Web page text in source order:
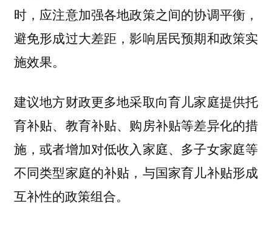
时，应注意加强各地政策之间的协调平衡，
避免形成过大差距，影响居民预期和政策实
施效果。
建议地方财政更多地采取向育儿家庭提供托
育补贴、教育补贴、购房补贴等差异化的措
施，或者增加对低收入家庭、多子女家庭等
不同类型家庭的补贴，与国家育儿补贴形成
互补性的政策组合。